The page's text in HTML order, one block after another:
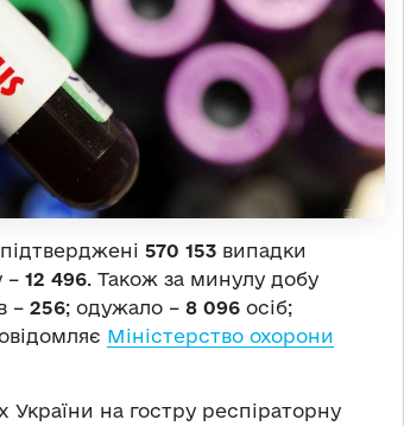
570 153 випадки
– 12 496. Також за минулу добу
– 256; одужало – 8 096 осіб;
Міністерство охорони
на гостру респіраторну